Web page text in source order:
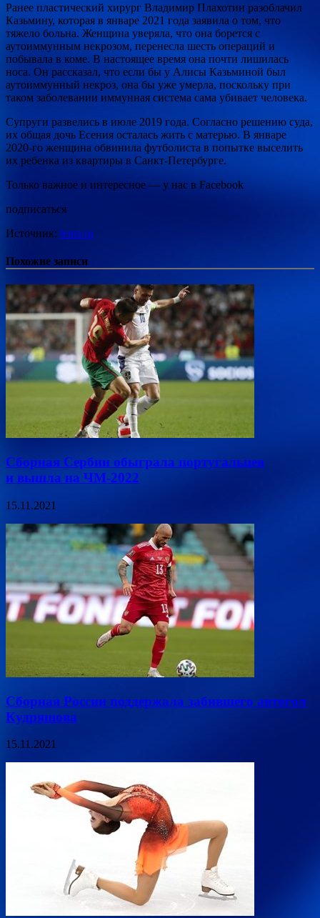
Ранее пластический хирург Владимир Плахотин разоблачил
Казьмину, которая в январе 2021 года заявила о том, что
тяжело больна. Женщина уверяла, что она борется с
аутоиммунным некрозом, перенесла шесть операций и
побывала в коме. В настоящее время она почти лишилась
носа. Он рассказал, что если бы у Алисы Казьминой был
аутоиммунный некроз, она бы уже умерла, поскольку при
таком заболевании иммунная система сама убивает человека.
Супруги развелись в июле 2019 года. Согласно решению суда,
их общая дочь Есения осталась жить с матерью. В январе
2020-го женщина обвинила футболиста в попытке выселить
их ребенка из квартиры в Санкт-Петербурге.
Только важное и интересное — у нас в Facebook
подписаться
Источник: lenta.ru
Похожие записи
Сборная Сербии обыграла португальцев
и вышла на ЧМ-2022
15.11.2021
Сборная России поддержала забившего автогол
Кудряшова
15.11.2021